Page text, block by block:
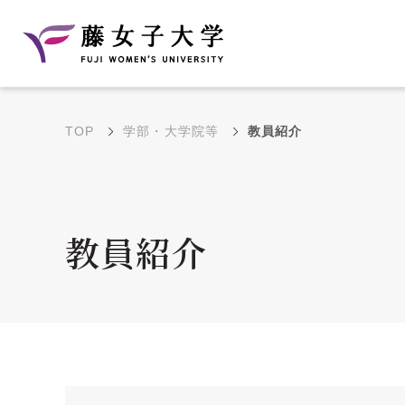
学部・学科の教育目的
大学院の教育目的
TOP 学部・大学院等 教員紹介
教員紹介